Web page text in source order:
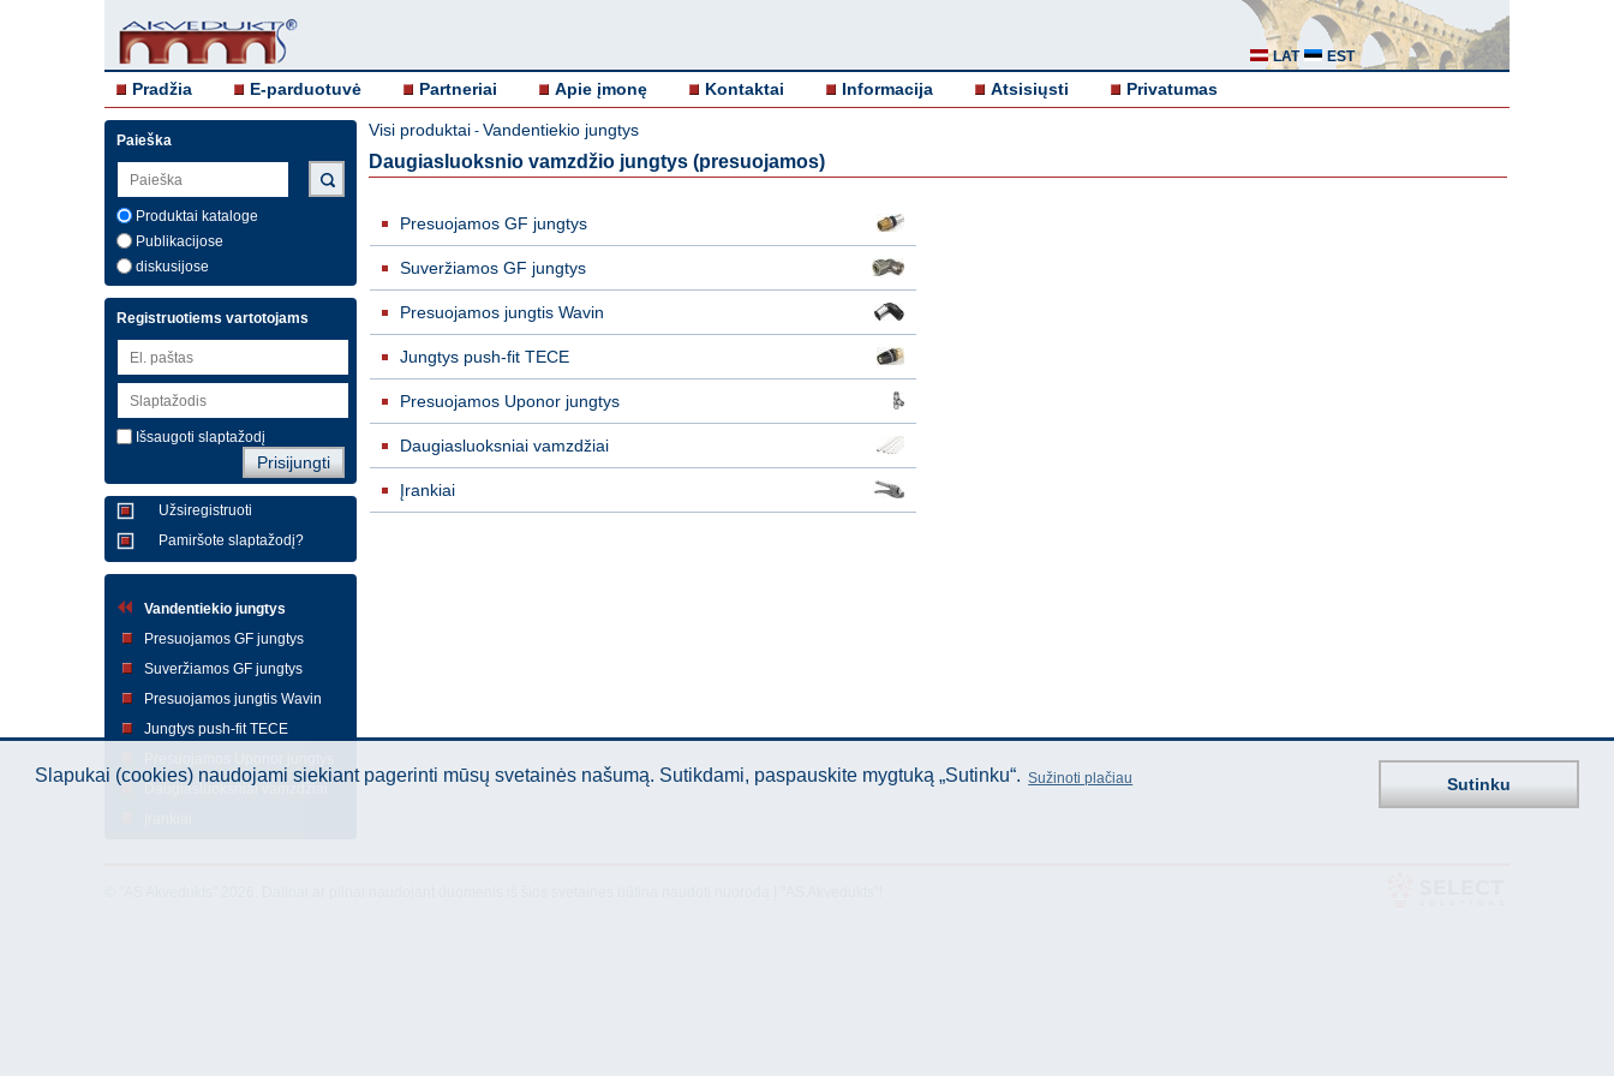
LAT EST
Pradžia E-parduotuvė Partneriai Apie įmonę Kontaktai Informacija Atsisiųsti Privatumas
Paieška
Produktai kataloge
Publikacijose
diskusijose
Registruotiems vartotojams
Išsaugoti slaptažodį
Užsiregistruoti
Pamiršote slaptažodį?
Vandentiekio jungtys
Presuojamos GF jungtys
Suveržiamos GF jungtys
Presuojamos jungtis Wavin
Jungtys push-fit TECE
Daugiasluoksniai vamzdžiai
Visi produktai - Vandentiekio jungtys
Daugiasluoksnio vamzdžio jungtys (presuojamos)
Presuojamos GF jungtys
Suveržiamos GF jungtys
Presuojamos jungtis Wavin
Jungtys push-fit TECE
Presuojamos Uponor jungtys
Daugiasluoksniai vamzdžiai
Įrankiai
Slapukai (cookies) naudojami siekiant pagerinti mūsų svetainės našumą. Sutikdami, paspauskite mygtuką „Sutinku“. Sužinoti plačiau Sutinku